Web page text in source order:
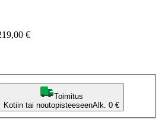
€
Toimitus
Kotiin tai noutopisteeseenAlk. 0 €